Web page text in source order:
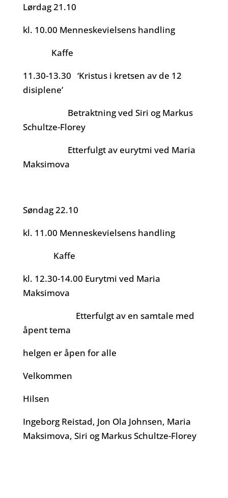
Lørdag 21.10
kl. 10.00 Menneskevielsens handling
Kaffe
11.30-13.30 ‘Kristus i kretsen av de 12
disiplene’
Betraktning ved Siri og Markus
Schultze-Florey
Etterfulgt av eurytmi ved Maria
Maksimova
Søndag 22.10
kl. 11.00 Menneskevielsens handling
Kaffe
kl. 12.30-14.00 Eurytmi ved Maria
Maksimova
Etterfulgt av en samtale med
åpent tema
helgen er åpen for alle
Velkommen
Hilsen
Ingeborg Reistad, Jon Ola Johnsen, Maria
Maksimova, Siri og Markus Schultze-Florey